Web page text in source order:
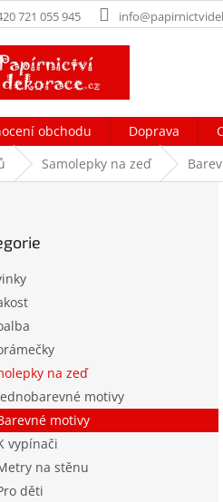
721 055 945
obchodu Doprava
Samolepky na zeď
na zeď
motivy
motivy
vypínači
na stěnu
děti